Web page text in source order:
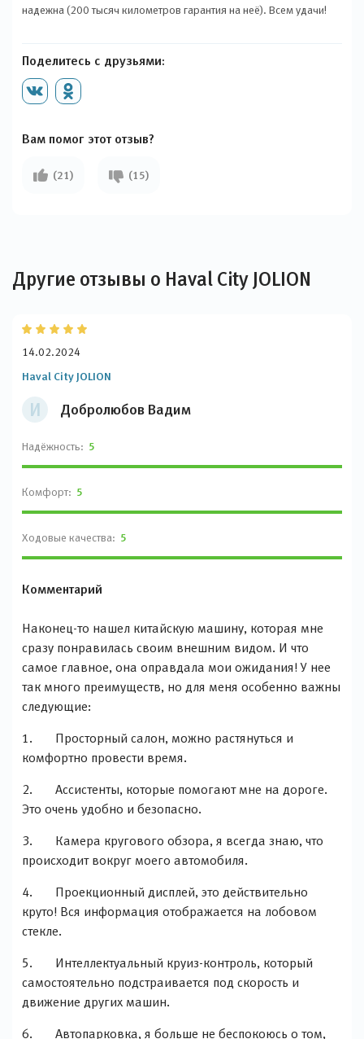
надежна (200 тысяч километров гарантия на неё). Всем удачи!
Поделитесь с друзьями:
Вам помог этот отзыв?
(21) (15)
Другие отзывы о Haval City JOLION
И Добролюбов Вадим
Haval City JOLION
14.02.2024
Надёжность: 5
Комфорт: 5
Ходовые качества: 5
Комментарий
Наконец-то нашел китайскую машину, которая мне
сразу понравилась своим внешним видом. И что
самое главное, она оправдала мои ожидания! У нее
так много преимуществ, но для меня особенно важны
следующие:
1. Просторный салон, можно растянуться и
комфортно провести время.
2. Ассистенты, которые помогают мне на дороге.
Это очень удобно и безопасно.
3. Камера кругового обзора, я всегда знаю, что
происходит вокруг моего автомобиля.
4. Проекционный дисплей, это действительно
круто! Вся информация отображается на лобовом
стекле.
5. Интеллектуальный круиз-контроль, который
самостоятельно подстраивается под скорость и
движение других машин.
6. Автопарковка, я больше не беспокоюсь о том,